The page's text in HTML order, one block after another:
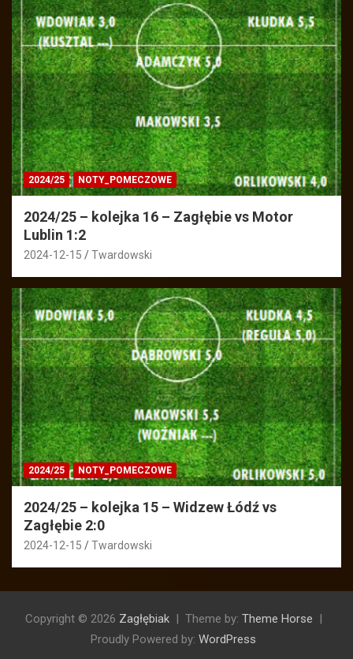
2024/25 NOTY_POMECZOWE
2024/25 – kolejka 16 – Zagłębie vs Motor
Lublin 1:2
2024-12-15 Twardowski
2024/25 NOTY_POMECZOWE
2024/25 – kolejka 15 – Widzew Łódź vs
Zagłębie 2:0
2024-12-15 Twardowski
Copyright © 2026 Zagłębiak Theme by: Theme Horse
Proudly Powered by: WordPress